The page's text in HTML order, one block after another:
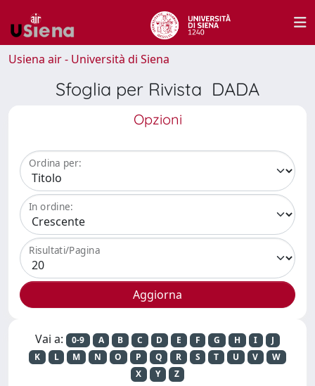
Usiena air - Università di Siena
Sfoglia per Rivista DADA
Opzioni
Ordina per:
In ordine:
Risultati/Pagina
Vai a: 0-9 A B C D E F G H I
J
K
L M N O P Q R S T U V
W
X
Y Z